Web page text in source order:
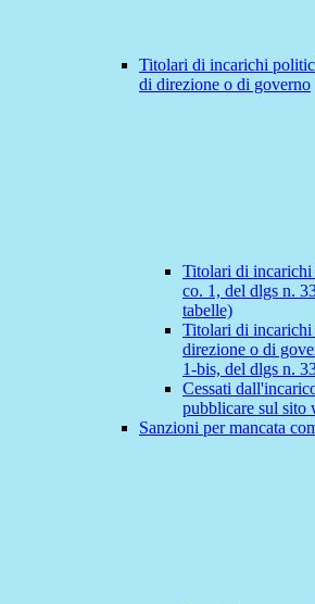
Titolari di incarichi
di direzione o di governo
Titolari di
co. 1, del dlgs n.
tabelle)
Titolari di incarichi
direzione o di
1-bis, del dlgs n.
Cessati
pubblicare sul sito
Sanzioni per mancata